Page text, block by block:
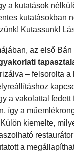
a kutatások
Kutassunk!
az első
– felsorolta
a vakolattal
így a
kiemelte,
a